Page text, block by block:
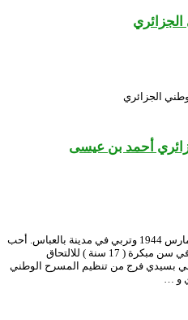
الجزائري
أحمد بن عيسى
ولد أحمد بن عيسى مدينة ندروما في 2 مارس 1944 وتربي في مدينة بالعباس. أحب
المسرح منذ الصغر و غادر إلى العاصمة في سن مبكرة ( 17 سنة ) للالتحاق
1964 بتربص تكويني بسيدي فرج من تنظيم المسرح الوطني
و …